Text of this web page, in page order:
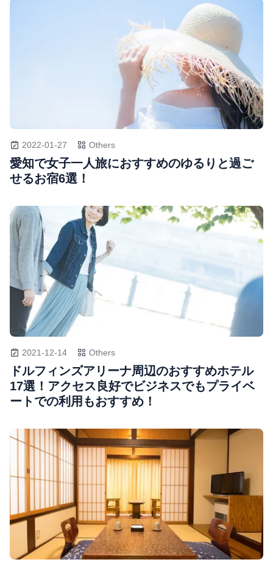
2022-01-27 Others
愛知で女子一人旅におすすめのゆるりと過ご
せるお宿6選！
2021-12-14 Others
ドルフィンズアリーナ周辺のおすすめホテル
17選！アクセス良好でビジネスでもプライベ
ートでの利用もおすすめ！